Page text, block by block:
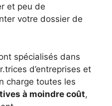
et peu de
votre dossier de
spécialisés dans
d’entreprises et
charge toutes les
à moindre coût,